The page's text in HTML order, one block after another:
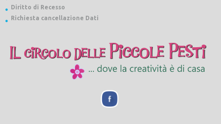
Diritto di Recesso
Richiesta cancellazione Dati